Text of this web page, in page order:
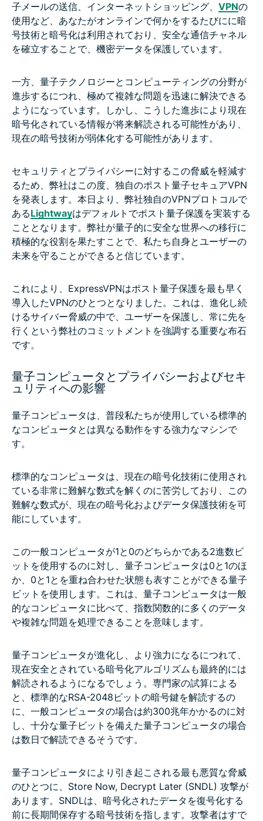
子メールの送信、インターネットショッピング、 VPNの
使用など、あなたがオンラインで何かをするたびにに暗
号技術と暗号化は利用されており、安全な通信チャネル
を確立することで、機密データを保護しています。
一方、量子テクノロジーとコンピューティングの分野が
進歩するにつれ、極めて複雑な問題を迅速に解決できる
ようになっています。しかし、こうした進歩により現在
暗号化されている情報が将来解読される可能性があり、
現在の暗号技術が弱体化する可能性があります。
セキュリティとプライバシーに対するこの脅威を軽減す
るため、弊社はこの度、独自のポスト量子セキュアVPN
を発表します。本日より、弊社独自のVPNプロトコルで
あるLightwayはデフォルトでポスト量子保護を実装する
こととなります。弊社が量子的に安全な世界への移行に
積極的な役割を果たすことで、私たち自身とユーザーの
未来を守ることができると信じています。
これにより、ExpressVPNはポスト量子保護を最も早く
導入したVPNのひとつとなりました。これは、進化し続
けるサイバー脅威の中で、ユーザーを保護し、常に先を
行くという弊社のコミットメントを強調する重要な布石
です。
量子コンピュータとプライバシーおよびセキ
ュリティへの影響
量子コンピュータは、普段私たちが使用している標準的
なコンピュータとは異なる動作をする強力なマシンで
す。
標準的なコンピュータは、現在の暗号化技術に使用され
ている非常に難解な数式を解くのに苦労しており、この
難解な数式が、現在の暗号化およびデータ保護技術を可
能にしています。
この一般コンピュータが1と0のどちらかである2進数ビ
ットを使用するのに対し、量子コンピュータは0と1のほ
か、0と1とを重ね合わせた状態も表すことができる量子
ビットを使用します。これは、量子コンピュータは一般
的なコンピュータに比べて、指数関数的に多くのデータ
や複雑な問題を処理できることを意味します。
量子コンピュータが進化し、より強力になるにつれて、
現在安全とされている暗号化アルゴリズムも最終的には
解読されるようになるでしょう。専門家の試算による
と、標準的なRSA-2048ビットの暗号鍵を解読するの
に、一般コンピュータの場合は約300兆年かかるのに対
し、十分な量子ビットを備えた量子コンピュータの場合
は数日で解読できるそうです。
量子コンピュータにより引き起こされる最も悪質な脅威
のひとつに、Store Now, Decrypt Later (SNDL) 攻撃が
あります。SNDLは、暗号化されたデータを復号化する
前に長期間保存する暗号技術を指します。攻撃者はすで